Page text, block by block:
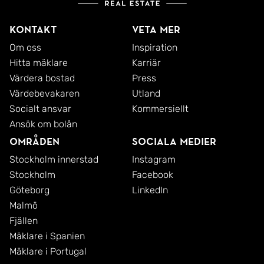
lägenheten ligger Bromma Blocks med 60-tal
butiker och restauranger. I närområdet finns även
en mängd grönområden och parker, vilket ger gott
om utrymme för utomhusaktiviteter och
promenader. Att ta en löptur eller promenad runt
Lillsjön är mycket populärt och här finns även ett
bra utegym.
Tveka inte att kontakta mig vid minsta fråga eller
fundering!
/Linn Holmer
Kontakt
Om oss
Hitta mäklare
Värdera bostad
Värdebevakaren
Socialt ansvar
Ansök om bolån
Veta mer
Inspiration
Karriär
Press
Utland
Kommersiellt
Områden
Stockholm innerstad
Stockholm
Göteborg
Malmö
Fjällen
Mäklare i Spanien
Mäklare i Portugal
Sociala medier
Instagram
Facebook
LinkedIn